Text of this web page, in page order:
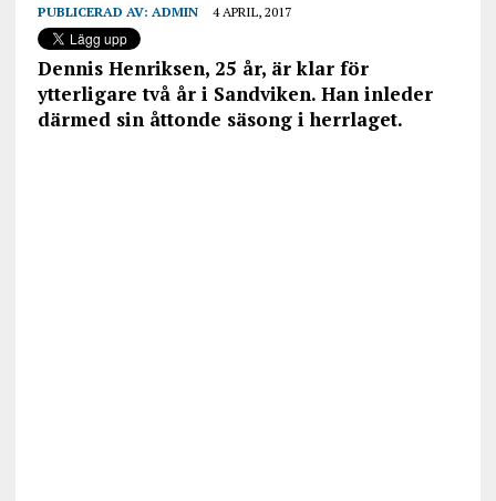
PUBLICERAD AV: ADMIN 4 APRIL, 2017
Dennis Henriksen, 25 år, är klar för
ytterligare två år i Sandviken. Han inleder
därmed sin åttonde säsong i herrlaget.